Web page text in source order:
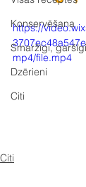
Konservēšana
Smaržīgi,
Dzērieni
Citi
https://
mp4/file.mp4
Citi